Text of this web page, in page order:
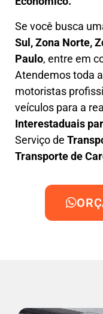
Se você busca
Sul, Zona Norte,
Paulo, entre em
Atendemos toda
motoristas
veículos para a
Interestaduais
Serviço de
Transporte de